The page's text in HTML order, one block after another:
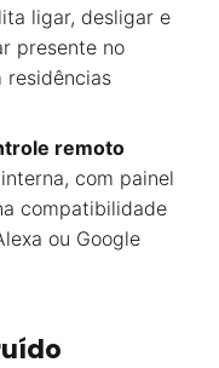
ligar, desligar e
presente no
residências
remoto
com painel
compatibilidade
ou Google